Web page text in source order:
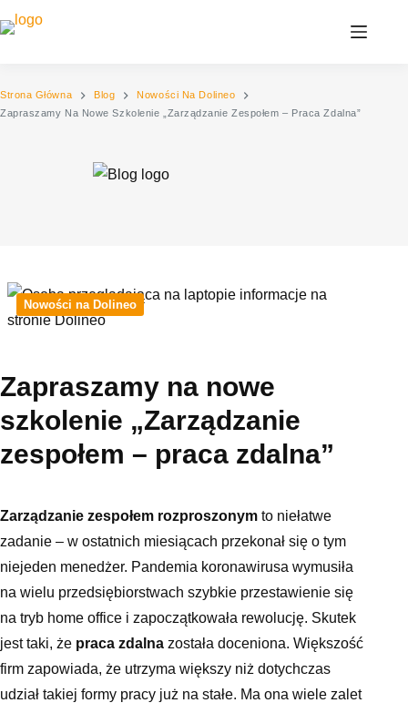
Przejdź
do
Strona Główna Blog
Nowości Na Dolineo
Zapraszamy Na Nowe Szkolenie „Zarządzanie Zespołem – Praca Zdalna”
Nowości na Dolineo
Zapraszamy na nowe
szkolenie „Zarządzanie
zespołem – praca zdalna”
Zarządzanie zespołem rozproszonym to niełatwe
zadanie – w ostatnich miesiącach przekonał się o tym
niejeden menedżer. Pandemia koronawirusa wymusiła
na wielu przedsiębiorstwach szybkie przestawienie się
na tryb home office i zapoczątkowała rewolucję. Skutek
jest taki, że praca zdalna została doceniona. Większość
firm zapowiada, że utrzyma większy niż dotychczas
udział takiej formy pracy już na stałe. Ma ona wiele zalet